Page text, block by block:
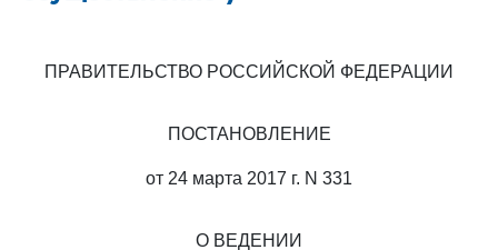
ПРАВИТЕЛЬСТВО РОССИЙСКОЙ ФЕДЕРАЦИИ
ПОСТАНОВЛЕНИЕ
от 24 марта 2017 г. N 331
О ВЕДЕНИИ